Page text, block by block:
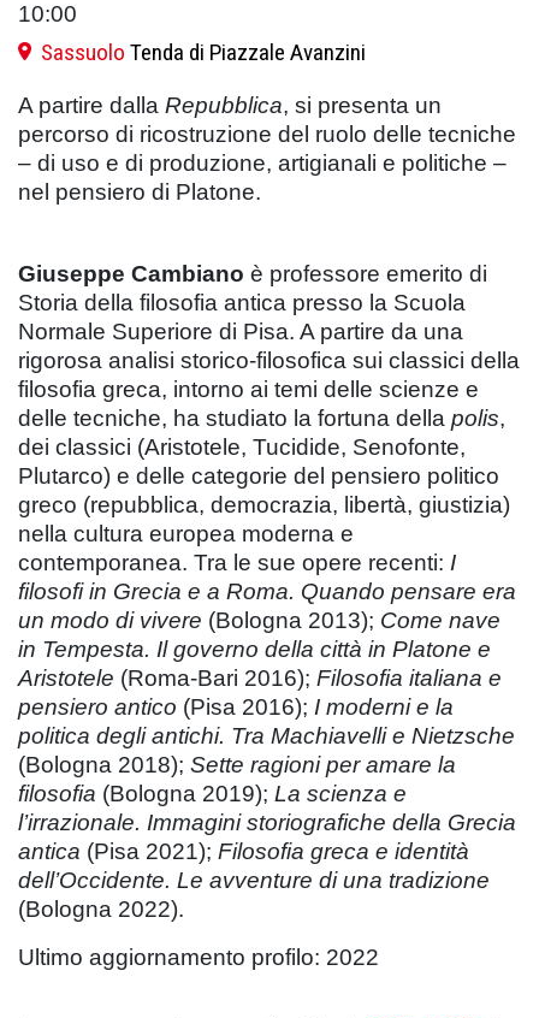
10:00
Sassuolo Tenda di Piazzale Avanzini
A partire dalla Repubblica, si presenta un
percorso di ricostruzione del ruolo delle tecniche
– di uso e di produzione, artigianali e politiche –
nel pensiero di Platone.
Giuseppe Cambiano è professore emerito di
Storia della filosofia antica presso la Scuola
Normale Superiore di Pisa. A partire da una
rigorosa analisi storico-filosofica sui classici della
filosofia greca, intorno ai temi delle scienze e
delle tecniche, ha studiato la fortuna della polis,
dei classici (Aristotele, Tucidide, Senofonte,
Plutarco) e delle categorie del pensiero politico
greco (repubblica, democrazia, libertà, giustizia)
nella cultura europea moderna e
contemporanea. Tra le sue opere recenti: I
filosofi in Grecia e a Roma. Quando pensare era
un modo di vivere (Bologna 2013); Come nave
in Tempesta. Il governo della città in Platone e
Aristotele (Roma-Bari 2016); Filosofia italiana e
pensiero antico (Pisa 2016); I moderni e la
politica degli antichi. Tra Machiavelli e Nietzsche
(Bologna 2018); Sette ragioni per amare la
filosofia (Bologna 2019); La scienza e
l’irrazionale. Immagini storiografiche della Grecia
antica (Pisa 2021); Filosofia greca e identità
dell’Occidente. Le avventure di una tradizione
(Bologna 2022).
Ultimo aggiornamento profilo: 2022